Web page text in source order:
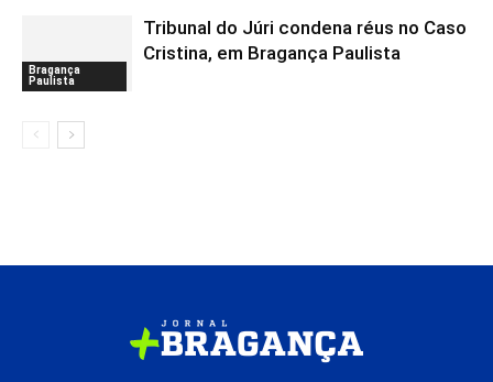
Bragança
Paulista
Tribunal do Júri condena réus no Caso
Cristina, em Bragança Paulista